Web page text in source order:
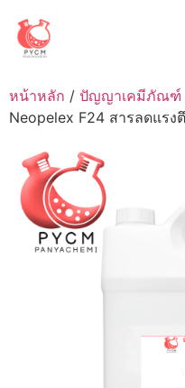
content
หน้าหลัก / ปัญญาเคมีภัณฑ์
Neopelex F24 สารลดแรง